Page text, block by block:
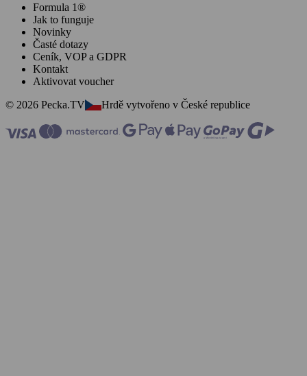
Formula 1®
Jak to funguje
Novinky
Časté dotazy
Ceník, VOP a GDPR
Kontakt
Aktivovat voucher
© 2026 Pecka.TV
Hrdě vytvořeno v České republice